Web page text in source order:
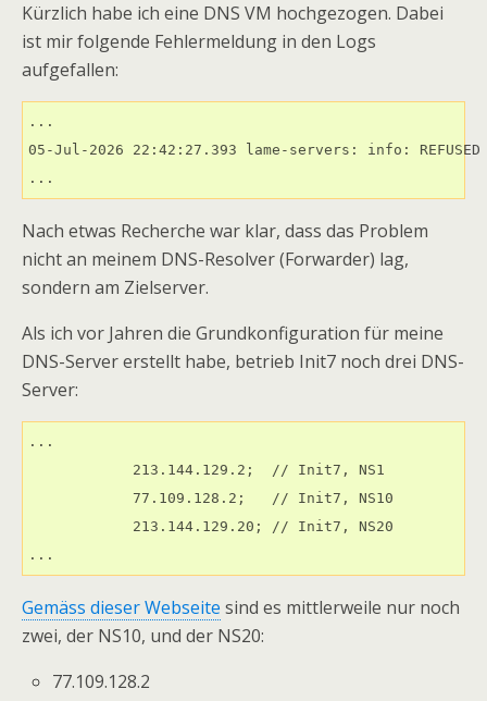
Kürzlich habe ich eine DNS VM hochgezogen. Dabei
ist mir folgende Fehlermeldung in den Logs
aufgefallen:
...
05-Jul-2026 22:42:27.393 lame-servers: info:
...
Nach etwas Recherche war klar, dass das Problem
nicht an meinem DNS-Resolver (Forwarder) lag,
sondern am Zielserver.
Als ich vor Jahren die Grundkonfiguration für meine
DNS-Server erstellt habe, betrieb Init7 noch drei DNS-
Server:
...
            213.144.129.2;  // Init7, NS1
            77.109.128.2;   // Init7, NS10
            213.144.129.20; // Init7, NS20
Gemäss dieser Webseite sind es mittlerweile nur noch
zwei, der NS10, und der NS20:
77.109.128.2